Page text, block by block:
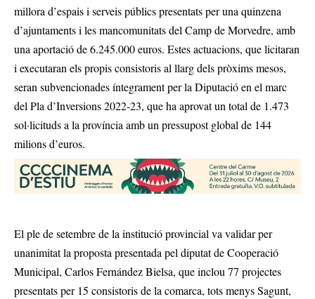
millora d’espais i serveis públics presentats per una quinzena
d’ajuntaments i les mancomunitats del Camp de Morvedre, amb
una aportació de 6.245.000 euros. Estes actuacions, que licitaran
i executaran els propis consistoris al llarg dels pròxims mesos,
seran subvencionades íntegrament per la Diputació en el marc
del Pla d’Inversions 2022-23, que ha aprovat un total de 1.473
sol·licituds a la província amb un pressupost global de 144
milions d’euros.
El ple de setembre de la institució provincial va validar per
unanimitat la proposta presentada pel diputat de Cooperació
Municipal, Carlos Fernández Bielsa, que inclou 77 projectes
presentats per 15 consistoris de la comarca, tots menys Sagunt,